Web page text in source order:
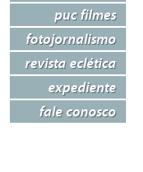
puc filmes
fotojornalismo
revista eclética
expediente
fale conosco